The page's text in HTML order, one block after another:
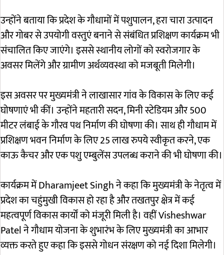
उन्होंने बताया कि प्रदेश के गौधामों में पशुपालन, हरा चारा उत्पादन
और गोबर से उपयोगी वस्तुएं बनाने से संबंधित प्रशिक्षण कार्यक्रम भी
संचालित किए जाएंगे। इससे स्थानीय लोगों को स्वरोजगार के
अवसर मिलेंगे और ग्रामीण अर्थव्यवस्था को मजबूती मिलेगी।
इस अवसर पर मुख्यमंत्री ने लाखासार गांव के विकास के लिए कई
घोषणाएं भी कीं। उन्होंने महतारी सदन, मिनी स्टेडियम और 500
मीटर लंबाई के गौरव पथ निर्माण की घोषणा की। साथ ही गौधाम में
प्रशिक्षण भवन निर्माण के लिए 25 लाख रुपये स्वीकृत करने, एक
काऊ कैचर और एक पशु एम्बुलेंस उपलब्ध कराने की भी घोषणा की।
कार्यक्रम मेंDharamjeet Singhने कहा कि मुख्यमंत्री के नेतृत्व में
प्रदेश का चहुंमुखी विकास हो रहा है और तखतपुर क्षेत्र में कई
महत्वपूर्ण विकास कार्यों को मंजूरी मिली है। वहींVisheshwar
Patelने गौधाम योजना के शुभारंभ के लिए मुख्यमंत्री का आभार
व्यक्त करते हुए कहा कि इससे गोधन संरक्षण को नई दिशा मिलेगी।